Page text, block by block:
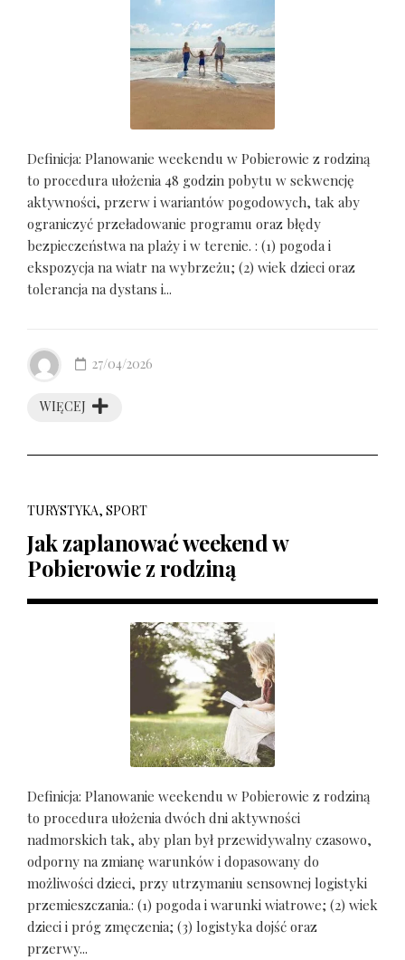
Definicja: Planowanie weekendu w Pobierowie z rodziną
to procedura ułożenia 48 godzin pobytu w sekwencję
aktywności, przerw i wariantów pogodowych, tak aby
ograniczyć przeładowanie programu oraz błędy
bezpieczeństwa na plaży i w terenie. : (1) pogoda i
ekspozycja na wiatr na wybrzeżu; (2) wiek dzieci oraz
tolerancja na dystans i...
WIĘCEJ
27/04/2026
TURYSTYKA, SPORT
Jak zaplanować weekend w
Pobierowie z rodziną
Definicja: Planowanie weekendu w Pobierowie z rodziną
to procedura ułożenia dwóch dni aktywności
nadmorskich tak, aby plan był przewidywalny czasowo,
odporny na zmianę warunków i dopasowany do
możliwości dzieci, przy utrzymaniu sensownej logistyki
przemieszczania.: (1) pogoda i warunki wiatrowe; (2) wiek
dzieci i próg zmęczenia; (3) logistyka dojść oraz
przerwy...